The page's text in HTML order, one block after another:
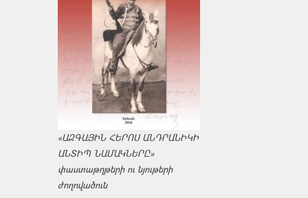
«ԱԶԳԱՅԻՆ ՀԵՐՈՍ ԱՆԴՐԱՆԻԿԻ
ԱՆՏԻՊ ՆԱՄԱԿՆԵՐԸ»
փաստաթղթերի ու նյութերի
ժողովածուն